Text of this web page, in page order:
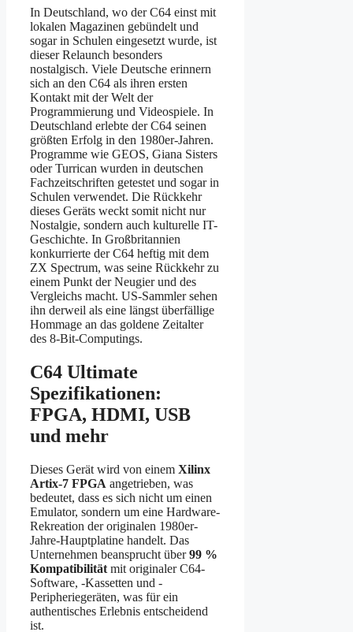
In Deutschland, wo der C64 einst mit
lokalen Magazinen gebündelt und
sogar in Schulen eingesetzt wurde, ist
dieser Relaunch besonders
nostalgisch. Viele Deutsche erinnern
sich an den C64 als ihren ersten
Kontakt mit der Welt der
Programmierung und Videospiele. In
Deutschland erlebte der C64 seinen
größten Erfolg in den 1980er-Jahren.
Programme wie GEOS, Giana Sisters
oder Turrican wurden in deutschen
Fachzeitschriften getestet und sogar in
Schulen verwendet. Die Rückkehr
dieses Geräts weckt somit nicht nur
Nostalgie, sondern auch kulturelle IT-
Geschichte. In Großbritannien
konkurrierte der C64 heftig mit dem
ZX Spectrum, was seine Rückkehr zu
einem Punkt der Neugier und des
Vergleichs macht. US-Sammler sehen
ihn derweil als eine längst überfällige
Hommage an das goldene Zeitalter
des 8-Bit-Computings.
C64 Ultimate
Spezifikationen:
FPGA, HDMI, USB
und mehr
Dieses Gerät wird von einem Xilinx
Artix-7 FPGA angetrieben, was
bedeutet, dass es sich nicht um einen
Emulator, sondern um eine Hardware-
Rekreation der originalen 1980er-
Jahre-Hauptplatine handelt. Das
Unternehmen beansprucht über99 %
Kompatibilität mit originaler C64-
Software, -Kassetten und -
Peripheriegeräten, was für ein
authentisches Erlebnis entscheidend
ist.